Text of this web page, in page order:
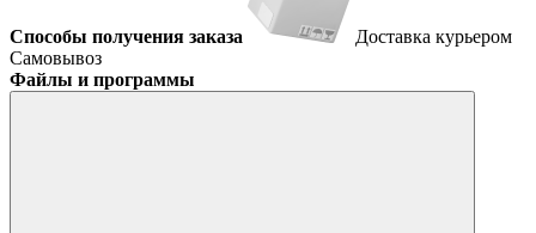
Способы получения заказа
Доставка курьером
Самовывоз
Файлы и программы